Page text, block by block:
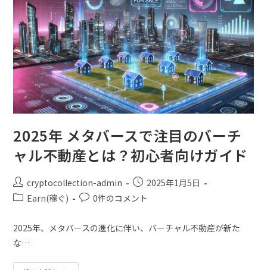
2025年 メタバースで注目のバーチ
ャル不動産とは？初心者向けガイド
cryptocollection-admin
2025年1月5日
Earn(稼ぐ)
0件のコメント
2025年、メタバースの進化に伴い、バーチャル不動産が新た
な…